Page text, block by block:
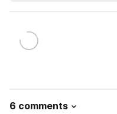
6 comments